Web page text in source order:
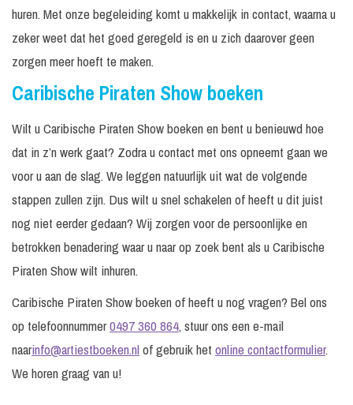
huren. Met onze begeleiding komt u makkelijk in contact, waarna u
zeker weet dat het goed geregeld is en u zich daarover geen
zorgen meer hoeft te maken.
Caribische Piraten Show boeken
Wilt u Caribische Piraten Show boeken en bent u benieuwd hoe
dat in z’n werk gaat? Zodra u contact met ons opneemt gaan we
voor u aan de slag. We leggen natuurlijk uit wat de volgende
stappen zullen zijn. Dus wilt u snel schakelen of heeft u dit juist
nog niet eerder gedaan? Wij zorgen voor de persoonlijke en
betrokken benadering waar u naar op zoek bent als u Caribische
Piraten Show wilt inhuren.
Caribische Piraten Show boeken of heeft u nog vragen? Bel ons
op telefoonnummer0497 360 864, stuur ons een e-mail
naarinfo@artiestboeken.nlof gebruik het online contactformulier.
We horen graag van u!